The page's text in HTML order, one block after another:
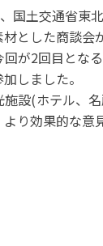
国土交通省東
とした商談会
が2回目とな
しました。
設(ホテル、
り効果的な意